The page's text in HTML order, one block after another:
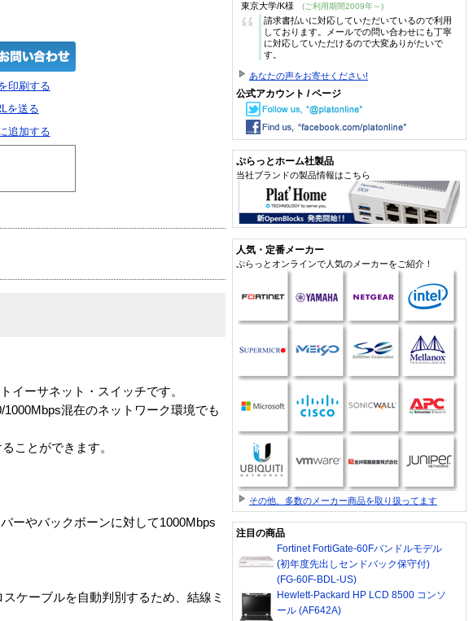
印刷する
を送る
追加する
イーサネット・スイッチです。
混在のネットワーク環境でも
ことができます。
ーやバックボーンに対して1000Mbps
ケーブルを自動判別するため、結線ミ
東京大学/K様 (ご利用期間2009年～)
“
請求書払いに対応していただいているので利用
しております。メールでの問い合わせにも丁寧
に対応していただけるので大変ありがたいで
す。
あなたの声をお寄せください!
公式アカウント / ページ
ぷらっとホーム社製品
当社ブランドの製品情報はこちら
人気・定番メーカー
ぷらっとオンラインで人気のメーカーをご紹介！
その他、多数のメーカー商品を取り扱ってます
注目の商品
Fortinet FortiGate-60Fバンドルモデル
(初年度先出しセンドバック保守付)
(FG-60F-BDL-US)
Hewlett-Packard HP LCD 8500 コンソ
ール (AF642A)